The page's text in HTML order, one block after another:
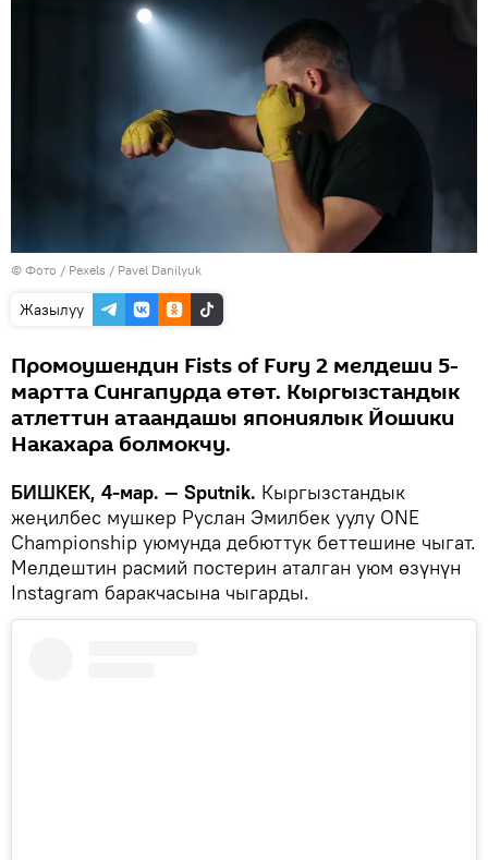
© Фото / Pexels / Pavel Danilyuk
Жазылуу
Промоушендин Fists of Fury 2 мелдеши 5-
мартта Сингапурда өтөт. Кыргызстандык
атлеттин атаандашы япониялык Йошики
Накахара болмокчу.
БИШКЕК, 4-мар. — Sputnik. Кыргызстандык
жеңилбес мушкер Руслан Эмилбек уулу ONE
Championship уюмунда дебюттук беттешине чыгат.
Мелдештин расмий постерин аталган уюм өзүнүн
Instagram баракчасына чыгарды.